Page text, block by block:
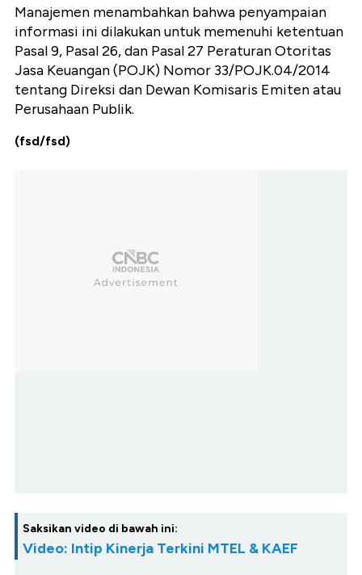
Manajemen menambahkan bahwa penyampaian
informasi ini dilakukan untuk memenuhi ketentuan
Pasal 9, Pasal 26, dan Pasal 27 Peraturan Otoritas
Jasa Keuangan (POJK) Nomor 33/POJK.04/2014
tentang Direksi dan Dewan Komisaris Emiten atau
Perusahaan Publik.
(fsd/fsd)
Saksikan video di bawah ini:
Video: Intip Kinerja Terkini MTEL & KAEF